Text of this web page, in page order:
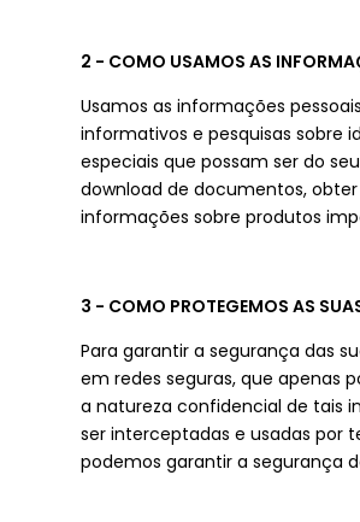
2 - COMO USAMOS AS
Usamos as informações
informativos e pesquisas sobre
especiais que possam ser do
download de documentos,
informações sobre produtos
3 - COMO PROTEGEMOS AS
Para garantir a segurança das
em redes seguras, que apenas
a natureza confidencial de tais
ser interceptadas e usadas por
podemos garantir a segurança